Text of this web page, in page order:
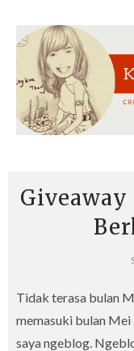
Tidak terasa bulan
memasuki bulan Mei
saya ngeblog.